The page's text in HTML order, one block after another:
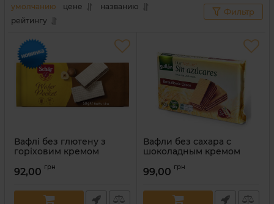
умолчанию цене
названию
рейтингу
Фильтр
Вафлі без глютену з
горіховим кремом
50 г
92,00 грн
Вафли без сахара с
шоколадным кремом
Артикул: 8410376059397
99,00 грн